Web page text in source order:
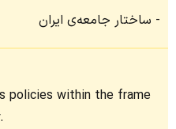
ساختار جامعه‌ی ایران
policies within the frame